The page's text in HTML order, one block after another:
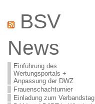
BSV
News
Einführung des
Wertungsportals +
Anpassung der DWZ
Frauenschachturnier
Einladung zum Verbandstag